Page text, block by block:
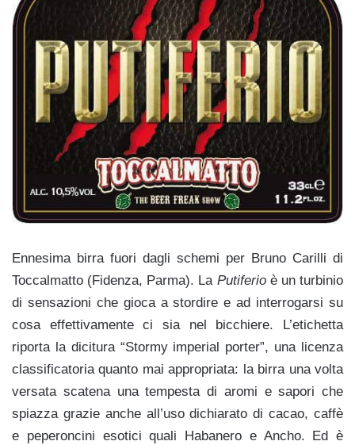
Ennesima birra fuori dagli schemi per Bruno Carilli di
Toccalmatto (Fidenza, Parma). La Putiferioè un turbinio
di sensazioni che gioca a stordire e ad interrogarsi su
cosa effettivamente ci sia nel bicchiere. L’etichetta
riporta la dicitura “Stormy imperial porter”, una licenza
classificatoria quanto mai appropriata: la birra una volta
versata scatena una tempesta di aromi e sapori che
spiazza grazie anche all’uso dichiarato di cacao, caffè
e peperoncini esotici quali Habanero e Ancho. Ed è